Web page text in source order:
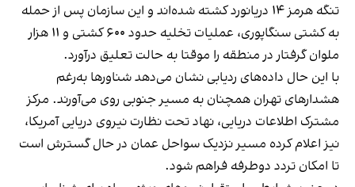
تنگه هرمز ۱۴ دریانورد کشته شده‌اند و این سازمان پس از حمله
به کشتی سنگاپوری، عملیات تخلیه حدود ۶۰۰ کشتی و ۱۱ هزار
ملوان گرفتار در منطقه را موقتا به حالت تعلیق درآورد.
با این حال داده‌های ردیابی نشان می‌دهد شناورها به‌رغم
هشدارهای تهران همچنان به مسیر جنوبی روی می‌آورند. مرکز
مشترک اطلاعات دریایی، نهاد تحت نظارت نیروی دریایی آمریکا،
نیز اعلام کرده مسیر نزدیک سواحل عمان در حال گسترش است
تا امکان تردد دوطرفه فراهم شود.